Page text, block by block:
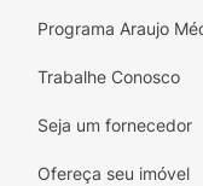
Programa Araujo
Trabalhe Conosco
Seja um fornecedor
Ofereça seu imóvel